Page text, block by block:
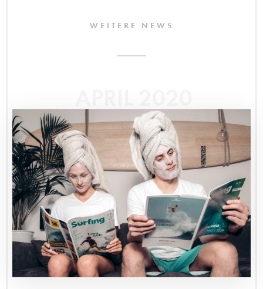
WEITERE NEWS